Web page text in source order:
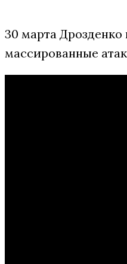
30 марта
массированные